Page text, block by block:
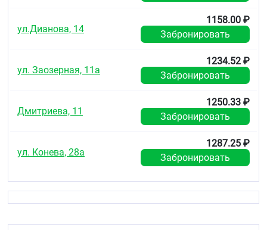
ул.Дианова, 14
1158.00 ₽
Забронировать
ул. Заозерная, 11а
1234.52 ₽
Забронировать
Дмитриева, 11
1250.33 ₽
Забронировать
ул. Конева, 28а
1287.25 ₽
Забронировать